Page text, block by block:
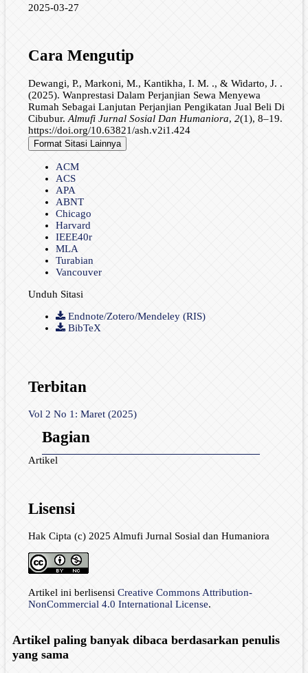
2025-03-27
Cara Mengutip
Dewangi, P., Markoni, M., Kantikha, I. M. ., & Widarto, J. .
(2025). Wanprestasi Dalam Perjanjian Sewa Menyewa
Rumah Sebagai Lanjutan Perjanjian Pengikatan Jual Beli Di
Cibubur. Almufi Jurnal Sosial Dan Humaniora, 2(1), 8–19.
https://doi.org/10.63821/ash.v2i1.424
Format Sitasi Lainnya
ACM
ACS
APA
ABNT
Chicago
Harvard
IEEE40r
MLA
Turabian
Vancouver
Unduh Sitasi
Endnote/Zotero/Mendeley (RIS)
BibTeX
Terbitan
Vol 2 No 1: Maret (2025)
Bagian
Artikel
Lisensi
Hak Cipta (c) 2025 Almufi Jurnal Sosial dan Humaniora
Artikel ini berlisensi Creative Commons Attribution-
NonCommercial 4.0 International License.
Artikel paling banyak dibaca berdasarkan penulis
yang sama